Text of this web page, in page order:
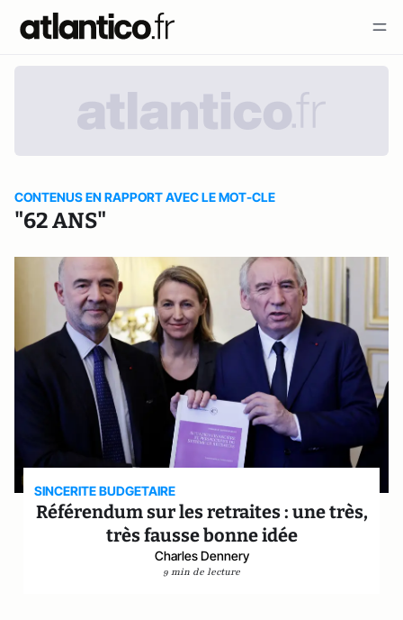
CONTENUS EN RAPPORT AVEC LE MOT-CLE
"62 ANS"
SINCERITE BUDGETAIRE
Référendum sur les retraites : une très,
très fausse bonne idée
Charles Dennery
9 min de lecture